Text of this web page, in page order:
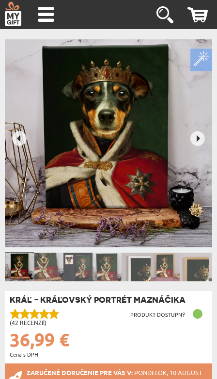
KRÁĽ - KRÁĽOVSKÝ PORTRÉT MAZNÁČIKA
(42 RECENZIÍ)
PRODUKT DOSTUPNÝ
36,99 €
Cena s DPH
ZARUČENÉ DORUČENIE PRE VÁS V: PONDELOK, 10 AUGUST